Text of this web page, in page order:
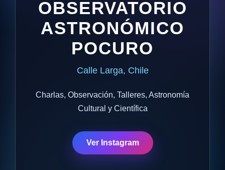
OBSERVATORIO
ASTRONÓMICO
POCURO
Calle Larga, Chile
Charlas, Observación, Talleres, Astronomía
Cultural y Científica
Ver Instagram